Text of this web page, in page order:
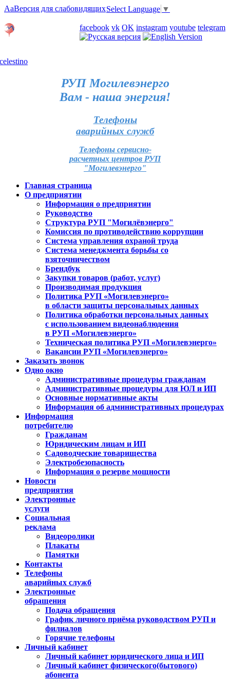
AaВерсия для слабовидящихSelect Language ▼
facebook vk OK instagram youtube telegram
РУП Могилевэнерго
Вам - наша энергия!
Телефоны
аварийных служб
Телефоны сервисно-
расчетных центров РУП
"Могилевэнерго"
Главная страница
О предприятии
Информация о предприятии
Руководство
Структура РУП "Могилёвэнерго"
Комиссия по противодействию коррупции
Система управления охраной труда
Система менеджмента борьбы со
взяточничеством
Брендбук
Закупки товаров (работ, услуг)
Производимая продукция
Политика РУП «Могилевэнерго»
в области защиты персональных данных
Политика обработки персональных данных
с использованием видеонаблюдения
в РУП «Могилевэнерго»
Техническая политика РУП «Могилевэнерго»
Вакансии РУП «Могилевэнерго»
Заказать звонок
Одно окно
Административные процедуры гражданам
Административные процедуры для ЮЛ и ИП
Основные нормативные акты
Информация об административных процедурах
Информация
потребителю
Гражданам
Юридическим лицам и ИП
Садоводческие товарищества
Электробезопасность
Информация о резерве мощности
Новости
предприятия
Электронные
услуги
Социальная
реклама
Видеоролики
Плакаты
Памятки
Контакты
Телефоны
аварийных служб
Электронные
обращения
Подача обращения
График личного приёма руководством РУП и
филиалов
Горячие телефоны
Личный кабинет
Личный кабинет юридического лица и ИП
Личный кабинет физического(бытового)
абонента